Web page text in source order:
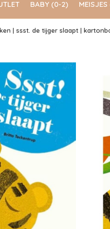
BABY (0-2)
| ssst. de tijger slaapt |